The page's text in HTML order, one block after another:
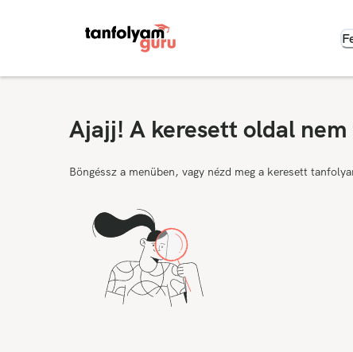
Ajajj! A keresett oldal
Böngéssz a menüben, vagy nézd meg a keresett